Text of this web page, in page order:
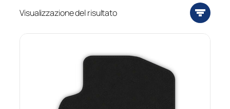
Visualizzazione del risultato